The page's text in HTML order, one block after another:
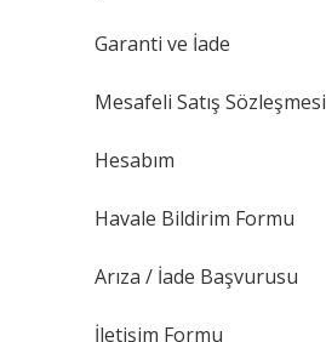
Garanti ve İade
Mesafeli Satış Sözleşmesi
Hesabım
Havale Bildirim Formu
Arıza / İade Başvurusu
İletişim Formu